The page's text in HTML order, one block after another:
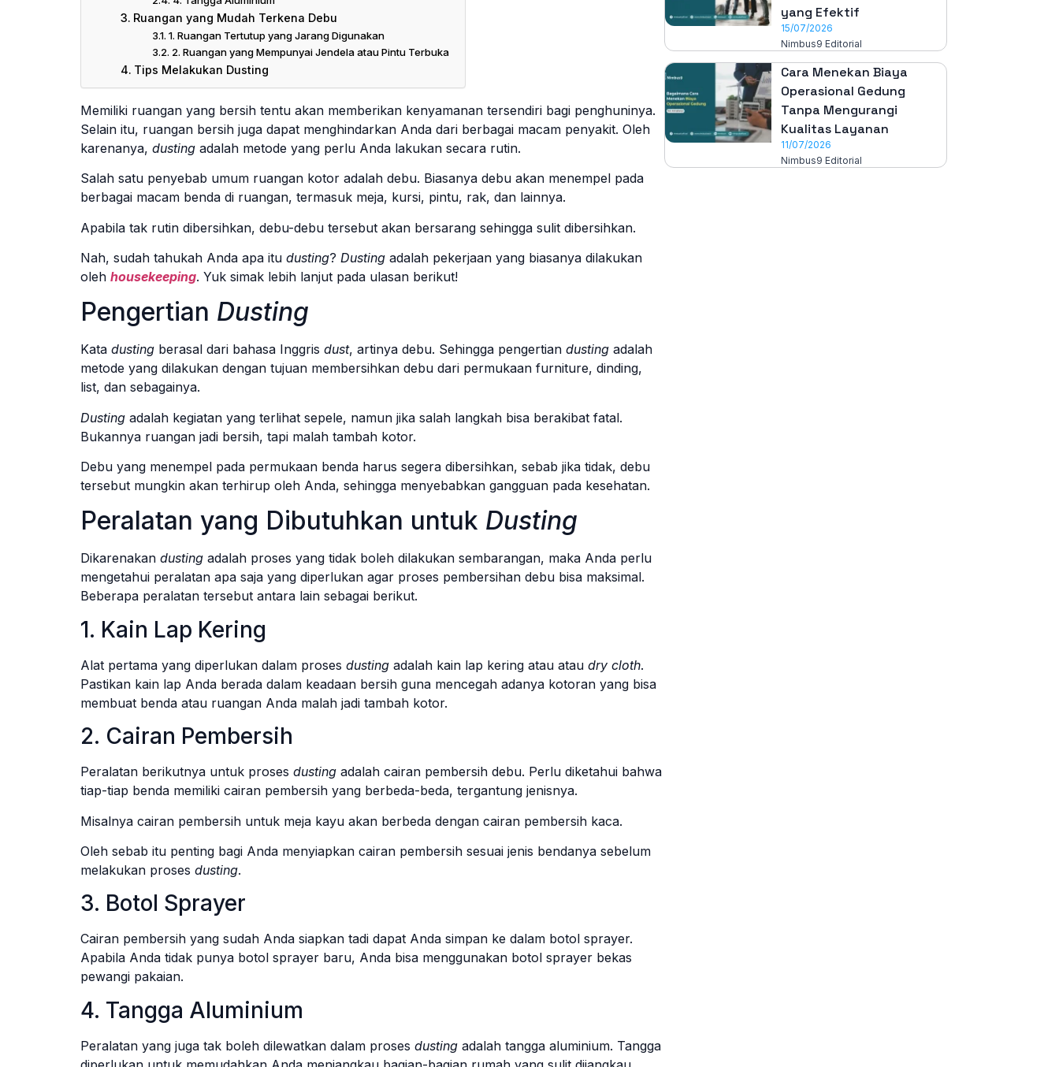
Ruangan yang Mudah Terkena Debu
1. Ruangan Tertutup yang Jarang Digunakan
2. Ruangan yang Mempunyai Jendela atau Pintu Terbuka
Tips Melakukan Dusting
Memiliki ruangan yang bersih tentu akan memberikan kenyamanan tersendiri bagi penghuninya.
Selain itu, ruangan bersih juga dapat menghindarkan Anda dari berbagai macam penyakit. Oleh
karenanya, dusting adalah metode yang perlu Anda lakukan secara rutin.
Salah satu penyebab umum ruangan kotor adalah debu. Biasanya debu akan menempel pada
berbagai macam benda di ruangan, termasuk meja, kursi, pintu, rak, dan lainnya.
Apabila tak rutin dibersihkan, debu-debu tersebut akan bersarang sehingga sulit dibersihkan.
Nah, sudah tahukah Anda apa itu dusting? Dusting adalah pekerjaan yang biasanya dilakukan
oleh housekeeping. Yuk simak lebih lanjut pada ulasan berikut!
Pengertian Dusting
Kata dusting berasal dari bahasa Inggris dust, artinya debu. Sehingga pengertian dusting adalah
metode yang dilakukan dengan tujuan membersihkan debu dari permukaan furniture, dinding,
list, dan sebagainya.
Dusting adalah kegiatan yang terlihat sepele, namun jika salah langkah bisa berakibat fatal.
Bukannya ruangan jadi bersih, tapi malah tambah kotor.
Debu yang menempel pada permukaan benda harus segera dibersihkan, sebab jika tidak, debu
tersebut mungkin akan terhirup oleh Anda, sehingga menyebabkan gangguan pada kesehatan.
Peralatan yang Dibutuhkan untuk Dusting
Dikarenakan dusting adalah proses yang tidak boleh dilakukan sembarangan, maka Anda perlu
mengetahui peralatan apa saja yang diperlukan agar proses pembersihan debu bisa maksimal.
Beberapa peralatan tersebut antara lain sebagai berikut.
1. Kain Lap Kering
Alat pertama yang diperlukan dalam proses dusting adalah kain lap kering atau atau dry cloth.
Pastikan kain lap Anda berada dalam keadaan bersih guna mencegah adanya kotoran yang bisa
membuat benda atau ruangan Anda malah jadi tambah kotor.
2. Cairan Pembersih
Peralatan berikutnya untuk proses dusting adalah cairan pembersih debu. Perlu diketahui bahwa
tiap-tiap benda memiliki cairan pembersih yang berbeda-beda, tergantung jenisnya.
Misalnya cairan pembersih untuk meja kayu akan berbeda dengan cairan pembersih kaca.
Oleh sebab itu penting bagi Anda menyiapkan cairan pembersih sesuai jenis bendanya sebelum
melakukan proses dusting.
3. Botol Sprayer
Cairan pembersih yang sudah Anda siapkan tadi dapat Anda simpan ke dalam botol sprayer.
Apabila Anda tidak punya botol sprayer baru, Anda bisa menggunakan botol sprayer bekas
pewangi pakaian.
4. Tangga Aluminium
Peralatan yang juga tak boleh dilewatkan dalam proses dusting adalah tangga aluminium. Tangga
yang Efektif
15/07/2026
Nimbus9 Editorial
Cara Menekan Biaya
Operasional Gedung
Tanpa Mengurangi
Kualitas Layanan
11/07/2026
Nimbus9 Editorial